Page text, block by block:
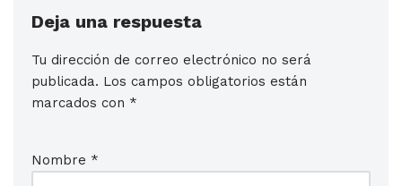
Deja una respuesta
Tu dirección de correo electrónico no será
publicada. Los campos obligatorios están
marcados con *
Nombre *